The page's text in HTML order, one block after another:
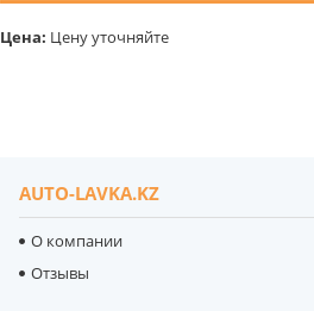
Цена: Цену уточняйте
AUTO-LAVKA.KZ
О компании
Отзывы